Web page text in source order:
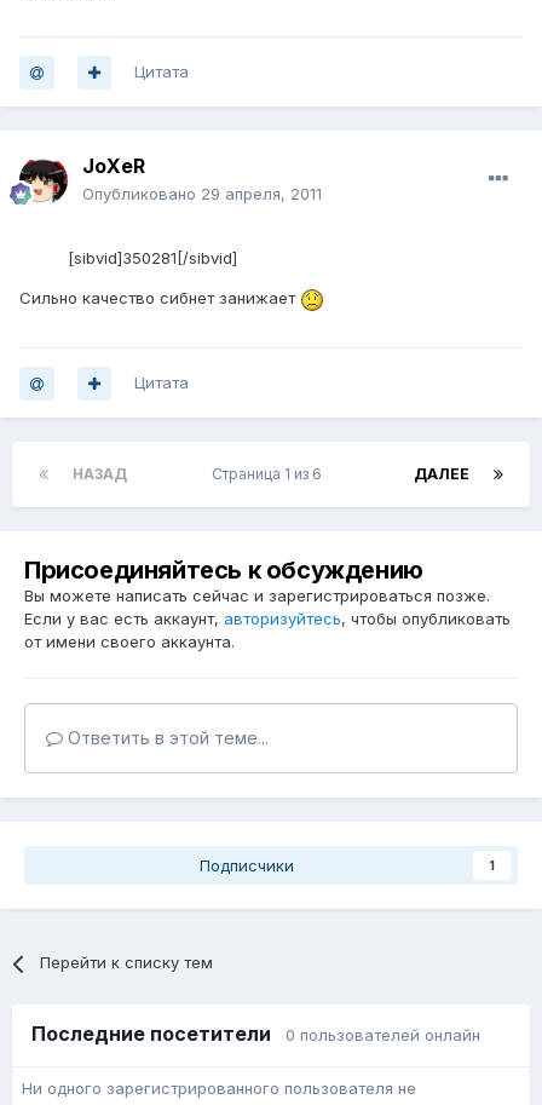
Цитата
JoXeR
Опубликовано 29 апреля, 2011
[sibvid]350281[/sibvid]
Сильно качество сибнет занижает
Цитата
НАЗАД ДАЛЕЕ
Страница 1 из 6
Присоединяйтесь к обсуждению
Вы можете написать сейчас и зарегистрироваться позже.
Если у вас есть аккаунт, авторизуйтесь, чтобы опубликовать
от имени своего аккаунта.
Ответить в этой теме...
Подписчики 1
Перейти к списку тем
Последние посетители 0 пользователей онлайн
Ни одного зарегистрированного пользователя не